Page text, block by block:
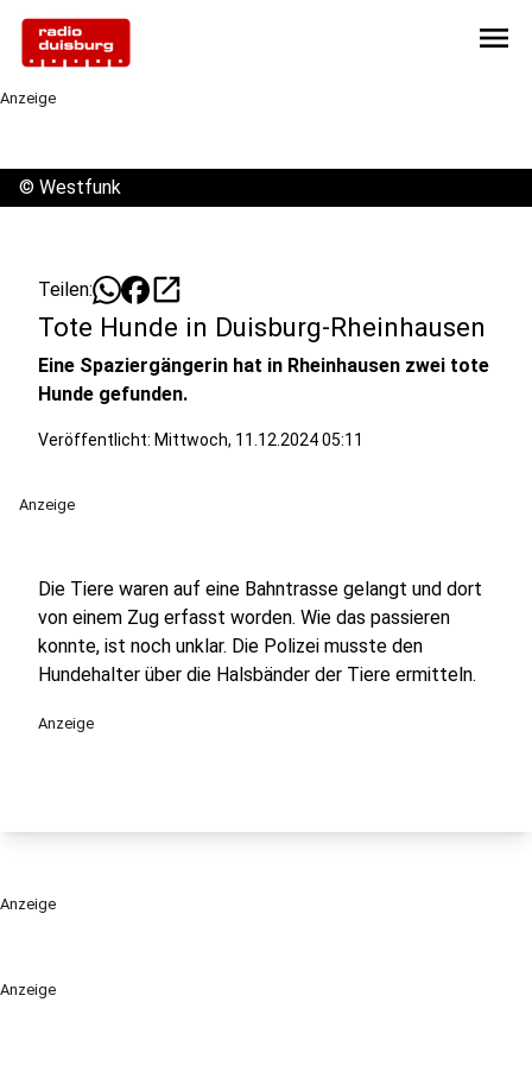
menu
Anzeige
Anzeige
© Westfunk
Teilen: open_in_new
Tote Hunde in Duisburg-Rheinhausen
Eine Spaziergängerin hat in Rheinhausen zwei tote
Hunde gefunden.
Veröffentlicht: Mittwoch, 11.12.2024 05:11
Anzeige
Die Tiere waren auf eine Bahntrasse gelangt und dort
von einem Zug erfasst worden. Wie das passieren
konnte, ist noch unklar. Die Polizei musste den
Hundehalter über die Halsbänder der Tiere ermitteln.
Anzeige
Anzeige